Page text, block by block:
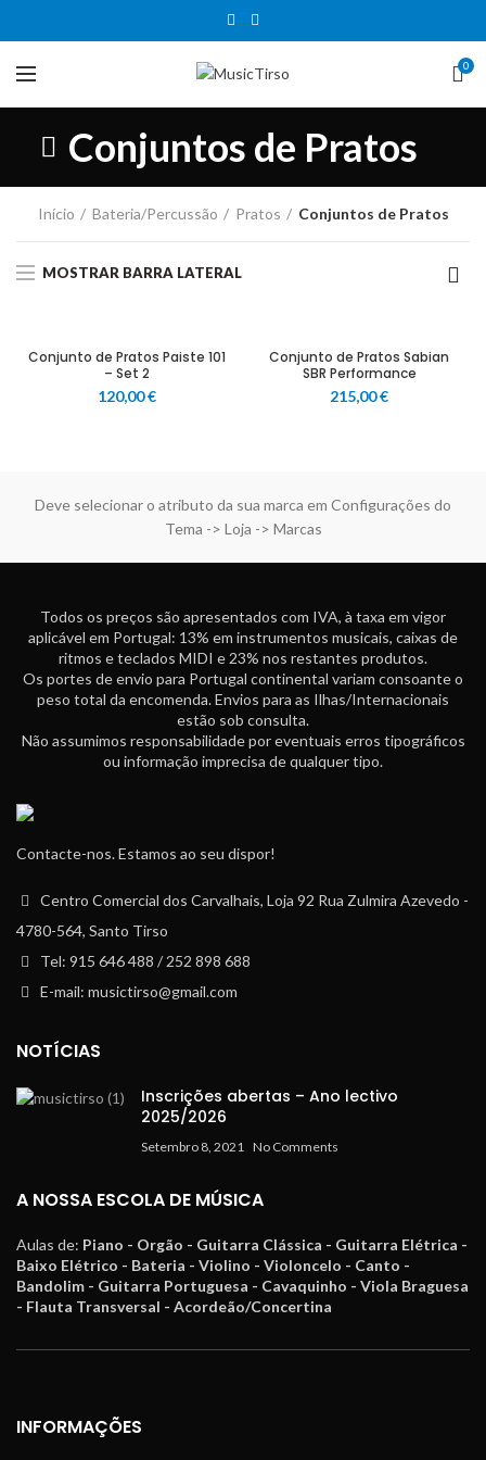
0
Conjuntos de Pratos
Início Bateria/Percussão Pratos Conjuntos de Pratos
MOSTRAR BARRA LATERAL
Conjunto de Pratos Paiste 101
– Set 2
120,00€
Conjunto de Pratos Sabian
SBR Performance
215,00€
Deve selecionar o atributo da sua marca em Configurações do
Tema -> Loja -> Marcas
Todos os preços são apresentados com IVA, à taxa em vigor
aplicável em Portugal: 13% em instrumentos musicais, caixas de
ritmos e teclados MIDI e 23% nos restantes produtos.
Os portes de envio para Portugal continental variam consoante o
peso total da encomenda. Envios para as Ilhas/Internacionais
estão sob consulta.
Não assumimos responsabilidade por eventuais erros tipográficos
ou informação imprecisa de qualquer tipo.
Contacte-nos. Estamos ao seu dispor!
Centro Comercial dos Carvalhais, Loja 92 Rua Zulmira Azevedo -
4780-564, Santo Tirso
Tel: 915 646 488 / 252 898 688
E-mail: musictirso@gmail.com
NOTÍCIAS
Inscrições abertas – Ano lectivo
2025/2026
Setembro 8, 2021 No Comments
A NOSSA ESCOLA DE MÚSICA
Aulas de: Piano - Orgão - Guitarra Clássica - Guitarra Elétrica -
Baixo Elétrico - Bateria - Violino - Violoncelo - Canto -
Bandolim - Guitarra Portuguesa - Cavaquinho - Viola Braguesa
- Flauta Transversal - Acordeão/Concertina
INFORMAÇÕES